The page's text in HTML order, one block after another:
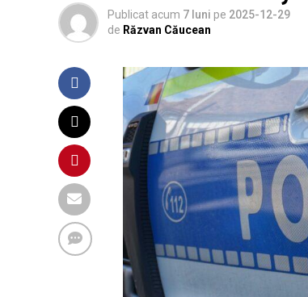
Publicat acum 7 luni pe 2025-12-29
de Răzvan Căucean